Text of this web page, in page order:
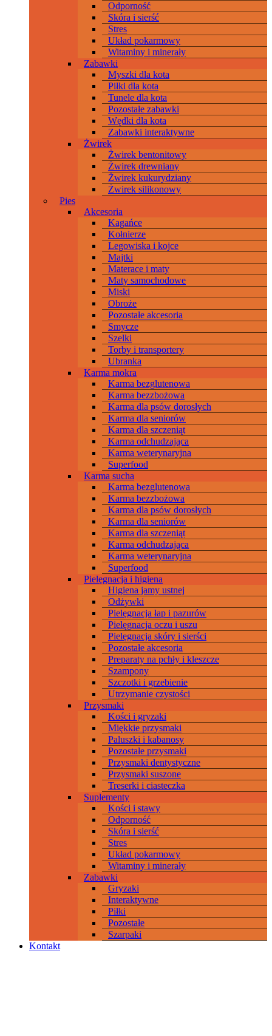
Odporność
Skóra i sierść
Stres
Układ pokarmowy
Witaminy i minerały
Zabawki
Myszki dla kota
Piłki dla kota
Tunele dla kota
Pozostałe zabawki
Wędki dla kota
Zabawki interaktywne
Żwirek
Żwirek bentonitowy
Żwirek drewniany
Żwirek kukurydziany
Żwirek silikonowy
Pies
Akcesoria
Kagańce
Kołnierze
Legowiska i kojce
Majtki
Materace i maty
Maty samochodowe
Miski
Obroże
Pozostałe akcesoria
Smycze
Szelki
Torby i transportery
Ubranka
Karma mokra
Karma bezglutenowa
Karma bezzbożowa
Karma dla psów dorosłych
Karma dla seniorów
Karma dla szczeniąt
Karma odchudzająca
Karma weterynaryjna
Superfood
Karma sucha
Karma bezglutenowa
Karma bezzbożowa
Karma dla psów dorosłych
Karma dla seniorów
Karma dla szczeniąt
Karma odchudzająca
Karma weterynaryjna
Superfood
Pielęgnacja i higiena
Higiena jamy ustnej
Odżywki
Pielęgnacja łap i pazurów
Pielęgnacja oczu i uszu
Pielęgnacja skóry i sierści
Pozostałe akcesoria
Preparaty na pchły i kleszcze
Szampony
Szczotki i grzebienie
Utrzymanie czystości
Przysmaki
Kości i gryzaki
Miękkie przysmaki
Paluszki i kabanosy
Pozostałe przysmaki
Przysmaki dentystyczne
Przysmaki suszone
Treserki i ciasteczka
Suplementy
Kości i stawy
Odporność
Skóra i sierść
Stres
Układ pokarmowy
Witaminy i minerały
Zabawki
Gryzaki
Interaktywne
Piłki
Pozostałe
Szarpaki
Kontakt